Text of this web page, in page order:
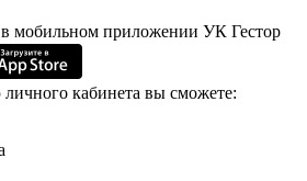
мобильном приложении УК Гестор
кабинета вы сможете: